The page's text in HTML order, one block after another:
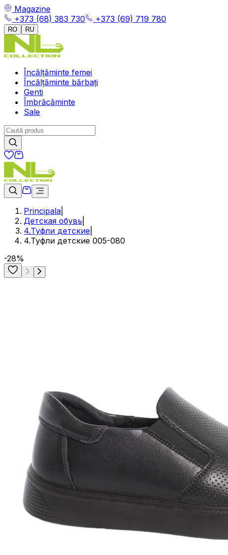
Magazine
+373 (68) 383 730
+373 (69) 719 780
RO RU
Încălțăminte femei
Încălțăminte bărbați
Genti
Îmbrăcăminte
Sale
Principala
Детская обувь
4.Туфли детские
4.Туфли детские 005-080
-28%